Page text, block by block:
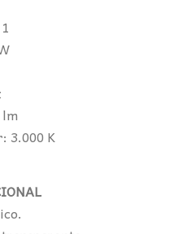
3.000 K